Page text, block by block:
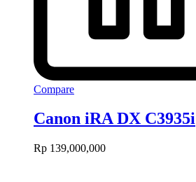
Compare
Canon iRA DX C3935i
Rp 139,000,000